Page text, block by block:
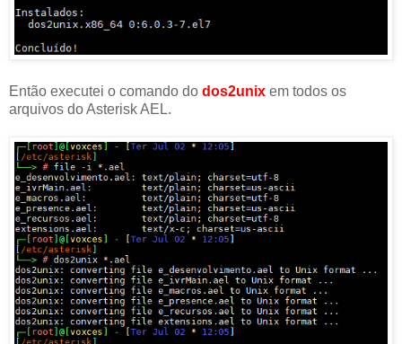
Então executei o comando do dos2unix em todos os
arquivos do Asterisk AEL.